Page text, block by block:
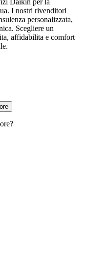
I nostri rivenditori
personalizzata,
Scegliere un
affidabilita e comfort